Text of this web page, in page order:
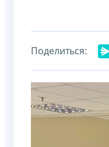
Поделиться: